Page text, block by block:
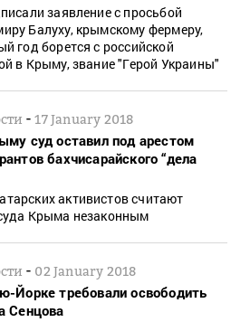
заявление с просьбой
Балуху, крымскому фермеру,
год борется с российской
в Крыму, звание "Герой Украины"
-17 January 2018
суд оставил под арестом
бахчисарайского “дела
активистов считают
Крыма незаконным
- 02 January 2018
Йорке требовали освободить
Сенцова